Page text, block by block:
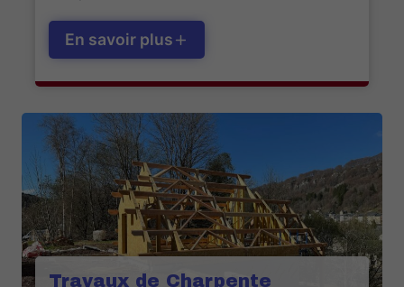
En savoir plus
Travaux de Charpente